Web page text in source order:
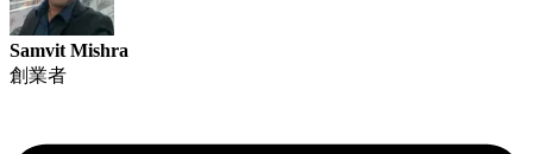
Samvit Mishra
創業者